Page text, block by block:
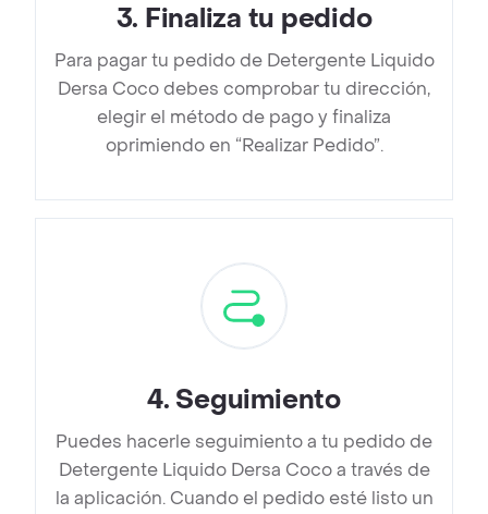
3. Finaliza tu pedido
Para pagar tu pedido de Detergente Liquido
Dersa Coco debes comprobar tu dirección,
elegir el método de pago y finaliza
oprimiendo en “Realizar Pedido”.
4. Seguimiento
Puedes hacerle seguimiento a tu pedido de
Detergente Liquido Dersa Coco a través de
la aplicación. Cuando el pedido esté listo un